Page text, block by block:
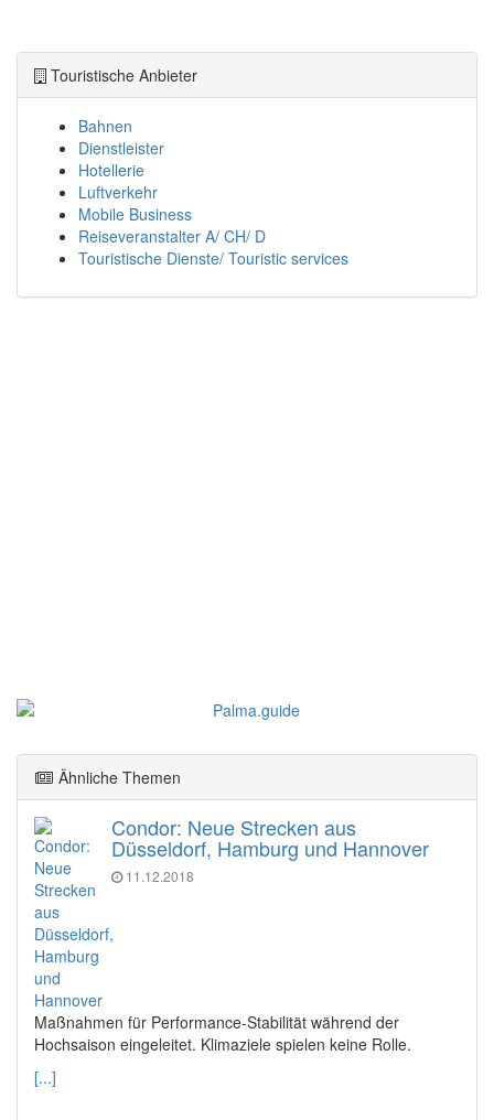
Touristische Anbieter
Bahnen
Dienstleister
Hotellerie
Luftverkehr
Mobile Business
Reiseveranstalter A/ CH/ D
Touristische Dienste/ Touristic services
Ähnliche Themen
Condor: Neue Strecken aus
Düsseldorf, Hamburg und Hannover
11.12.2018
Maßnahmen für Performance-Stabilität während der
Hochsaison eingeleitet. Klimaziele spielen keine Rolle.
[...]